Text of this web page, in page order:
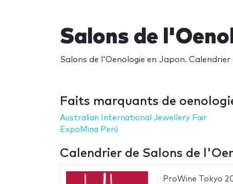
Salons de
Salons de l'Oenologie en Japon.
Faits marquants de
Australian International Jewellery Fair
ExpoMina Perú
Calendrier de Salons de
ProWine Tokyo